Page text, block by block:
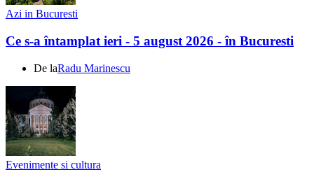
Azi in Bucuresti
Ce s-a întamplat ieri - 5 august 2026 - în Bucuresti
De laRadu Marinescu
Evenimente si cultura